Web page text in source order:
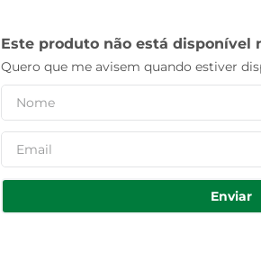
Este produto não está disponível
Quero que me avisem quando estiver
Enviar